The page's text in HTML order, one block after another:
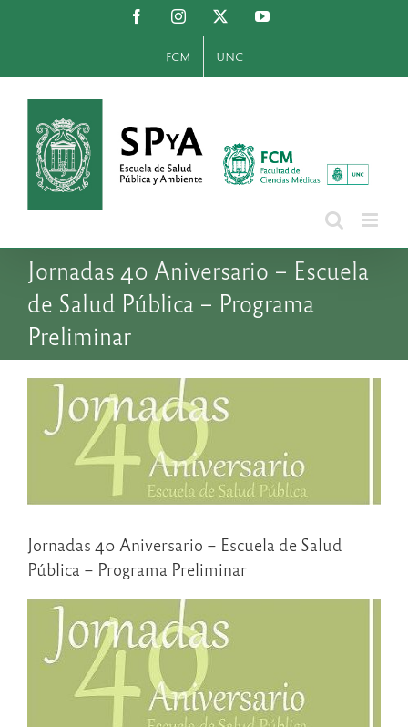
FacebookInstagram YouTube
FCM UNC
Jornadas 40 Aniversario – Escuela
de Salud Pública – Programa
Preliminar
Jornadas 40 Aniversario – Escuela de Salud
Pública – Programa Preliminar